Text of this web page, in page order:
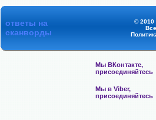
ответы на
сканворды
© 2010
Мы ВКонтакте,
присоединяйтесь
Мы в Viber,
присоединяйтесь